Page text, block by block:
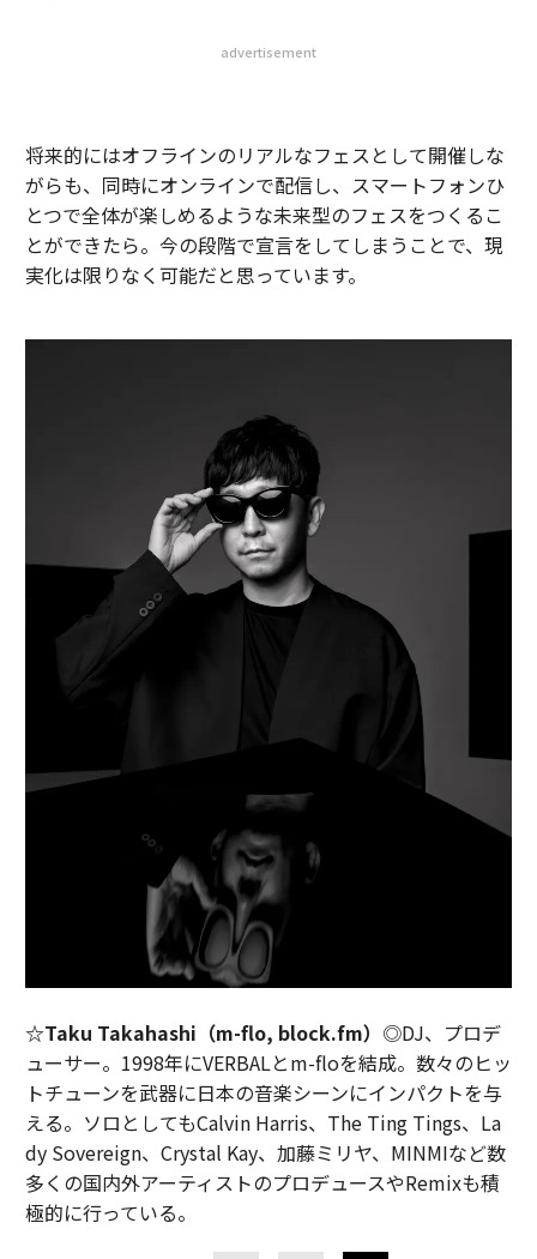
advertisement
将来的にはオフラインのリアルなフェスとして開催しな
がらも、同時にオンラインで配信し、スマートフォンひ
とつで全体が楽しめるような未来型のフェスをつくるこ
とができたら。今の段階で宣言をしてしまうことで、現
実化は限りなく可能だと思っています。
☆Taku Takahashi（m-flo, block.fm） ◎DJ、プロデ
ューサー。1998年にVERBALとm-floを結成。数々のヒッ
トチューンを武器に日本の音楽シーンにインパクトを与
える。ソロとしてもCalvin Harris、The Ting Tings、La
dy Sovereign、Crystal Kay、加藤ミリヤ、MINMIなど数
多くの国内外アーティストのプロデュースやRemixも積
極的に行っている。